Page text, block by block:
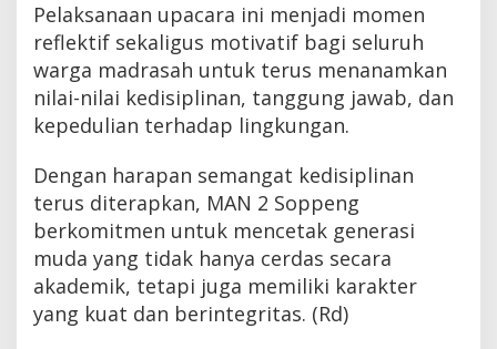
Pelaksanaan upacara ini menjadi momen
reflektif sekaligus motivatif bagi seluruh
warga madrasah untuk terus menanamkan
nilai-nilai kedisiplinan, tanggung jawab, dan
kepedulian terhadap lingkungan.
Dengan harapan semangat kedisiplinan
terus diterapkan, MAN 2 Soppeng
berkomitmen untuk mencetak generasi
muda yang tidak hanya cerdas secara
akademik, tetapi juga memiliki karakter
yang kuat dan berintegritas. (Rd)